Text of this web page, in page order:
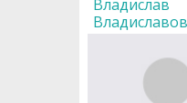
Владислав